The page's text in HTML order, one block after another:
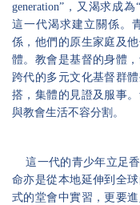
generation” ，又渴求成為
這一代渴求建立關係。
係，他們的原生家庭及
體。教會是基督的身體
跨代的多元文化基督群
搭，集體的見證及服事
與教會生活不容分割。
這一代的青少年立足
命亦是從本地延伸到全
式的堂會中實習，更要